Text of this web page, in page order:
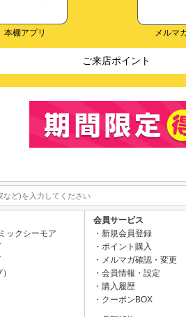
本棚アプリ メルマ
ご来店ポイント
ックシーモア
会員サービス
新規会員登録
ポイント購入
メルマガ確認・変更
会員情報・設定
購入履歴
クーポンBOX